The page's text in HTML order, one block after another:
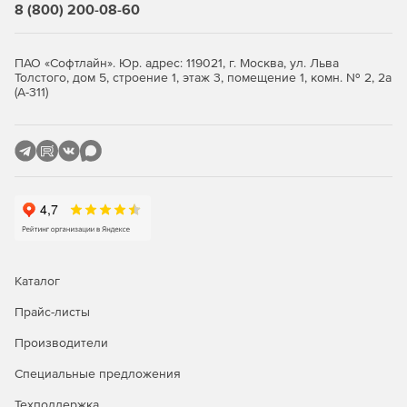
Astra Linux - +
Роса*
ОСнова*
AlterOS*
8 (800) 200-08-60
ПАО «Софтлайн». Юр. адрес: 119021, г. Москва, ул. Льва
Толстого, дом 5, строение 1, этаж 3, помещение 1, комн. № 2, 2а
(А-311)
Каталог
Прайс-листы
Производители
Специальные предложения